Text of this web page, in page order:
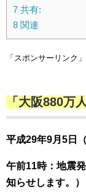
7 共有:
8 関連
「スポンサーリンク」
「大阪880万
平成29年9月5日
午前11時：地震
知らせします。）